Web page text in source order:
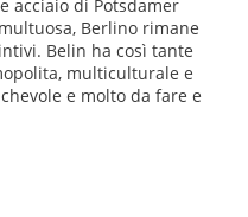
acciaio di Potsdamer
Berlino rimane
Belin ha così tante
multiculturale e
e molto da fare e